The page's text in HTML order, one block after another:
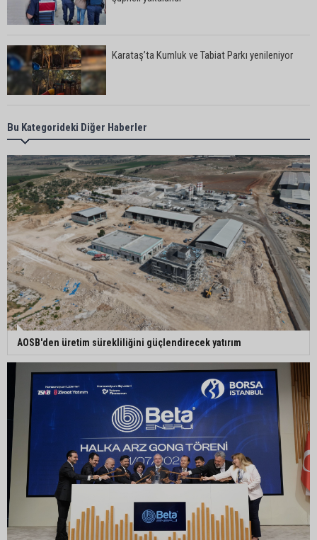
Karataş’ta Kumluk ve Tabiat Parkı yenileniyor
Bekir Şimşek’ten Mustafa Özkan’a ziyaret
Ceyhan’da asfalt çalışmaları sürüyor
Ceyhan’da açık hava sineması keyfi iki farklı
parkta devam ediyor
5. Yunusoğlu Futbol Turnuvası’nda final heyecanı
Ceyhan’da Necdet Sevinç Parkı’nda bakım
çalışması
Orhan Bayram’dan AK Parti’ye Yüreğir çıkışı:
“Bizim belediye meclis üyelerimize ne yaptınız?
Siz önce onu anlatın”
Bu Kategorideki Diğer Haberler
⁠AOSB'den üretim sürekliliğini güçlendirecek yatırım